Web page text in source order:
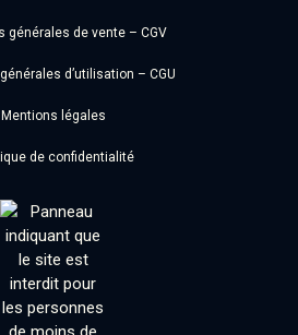
générales de vente – CGV
d’utilisation – CGU
Mentions légales
de confidentialité